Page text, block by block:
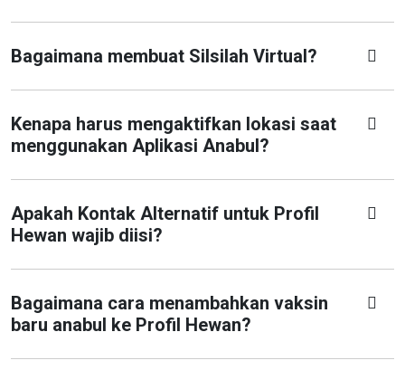
Bagaimana membuat Silsilah Virtual?
Kenapa harus mengaktifkan lokasi saat
menggunakan Aplikasi Anabul?
Apakah Kontak Alternatif untuk Profil
Hewan wajib diisi?
Bagaimana cara menambahkan vaksin
baru anabul ke Profil Hewan?